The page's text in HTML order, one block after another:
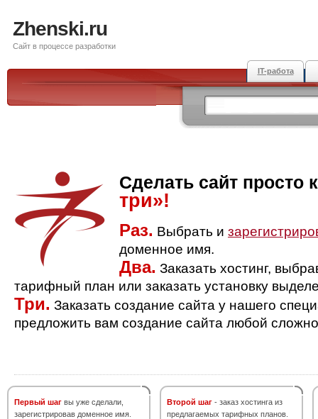
Zhenski.ru
Сайт в процессе разработки
IT-работа
Сделать сайт просто
три»!
Раз. Выбрать и
доменное имя.
Два. Заказать хостинг,
тарифный план или заказать установку
Три. Заказать создание сайта у нашего
предложить вам создание сайта любой
Первый шаг вы уже сделали,
зарегистрировав доменное имя.
Второй шаг - заказ хостинга из
предлагаемых тарифных планов.